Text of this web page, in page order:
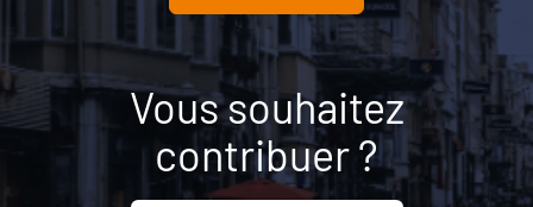
Vous souhaitez
contribuer ?